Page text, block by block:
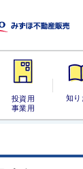
投資用・事業
用
知